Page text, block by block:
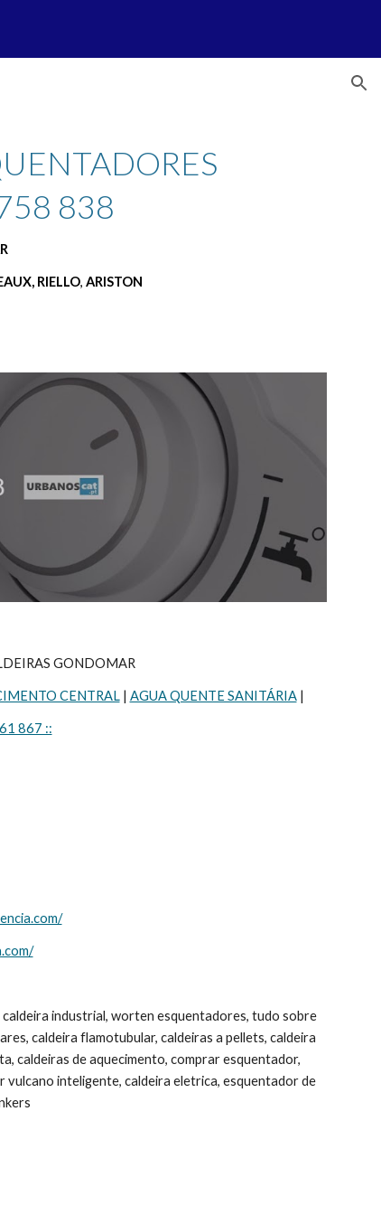
838
RIELLO, ARISTON
GONDOMAR
CENTRAL | AGUA QUENTE SANITÁRIA |
867 ::
industrial, worten esquentadores, tudo sobre
caldeira flamotubular, caldeiras a pellets, caldeira
caldeiras de aquecimento, comprar esquentador,
inteligente, caldeira eletrica, esquentador de